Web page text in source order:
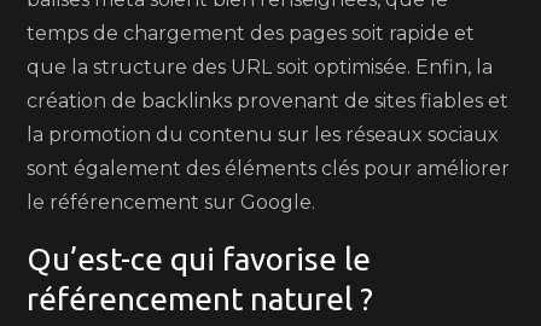
temps de chargement des pages soit rapide et
que la structure des URL soit optimisée. Enfin, la
création de backlinks provenant de sites fiables et
la promotion du contenu sur les réseaux sociaux
sont également des éléments clés pour améliorer
le référencement sur Google.
Qu’est-ce qui favorise le
référencement naturel ?